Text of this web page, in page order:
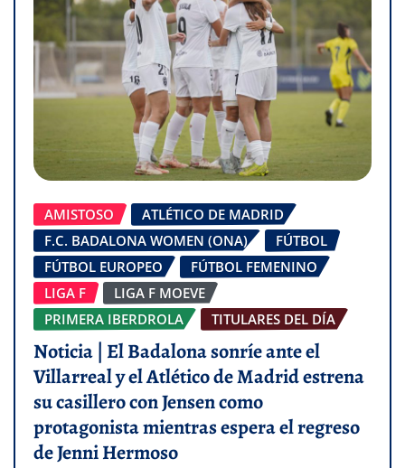
AMISTOSO
ATLÉTICO DE MADRID
F.C. BADALONA WOMEN (ONA)
FÚTBOL
FÚTBOL EUROPEO
FÚTBOL FEMENINO
LIGA F
LIGA F MOEVE
PRIMERA IBERDROLA
TITULARES DEL DÍA
Noticia | El Badalona sonríe ante el
Villarreal y el Atlético de Madrid estrena
su casillero con Jensen como
protagonista mientras espera el regreso
de Jenni Hermoso